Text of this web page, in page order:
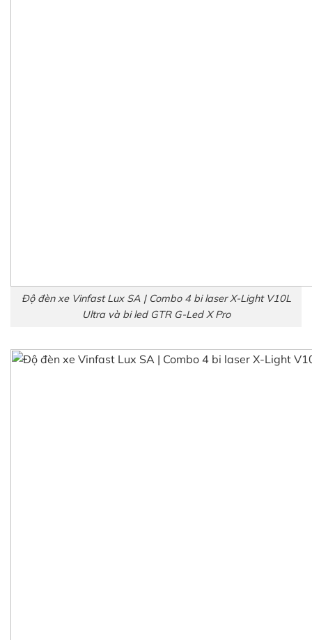
Độ đèn xe Vinfast Lux SA | Combo 4 bi laser X-Light V10L
Ultra và bi led GTR G-Led X Pro